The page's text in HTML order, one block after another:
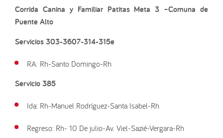
Corrida Canina y Familiar Patitas Meta 3 –Comuna de
Puente Alto
Servicios 303-3607-314-315e
RA: Rh-Santo Domingo-Rh
Servicio 385
Ida: Rh-Manuel Rodríguez-Santa Isabel-Rh
Regreso: Rh- 10 De julio-Av. Viel-Sazié-Vergara-Rh